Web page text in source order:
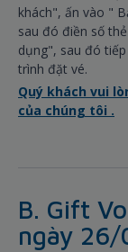
khách", ấn vào "
sau đó điền số
dụng", sau đó
trình đặt vé.
Quý khách vui
của chúng tôi .
B. Gift
ngày